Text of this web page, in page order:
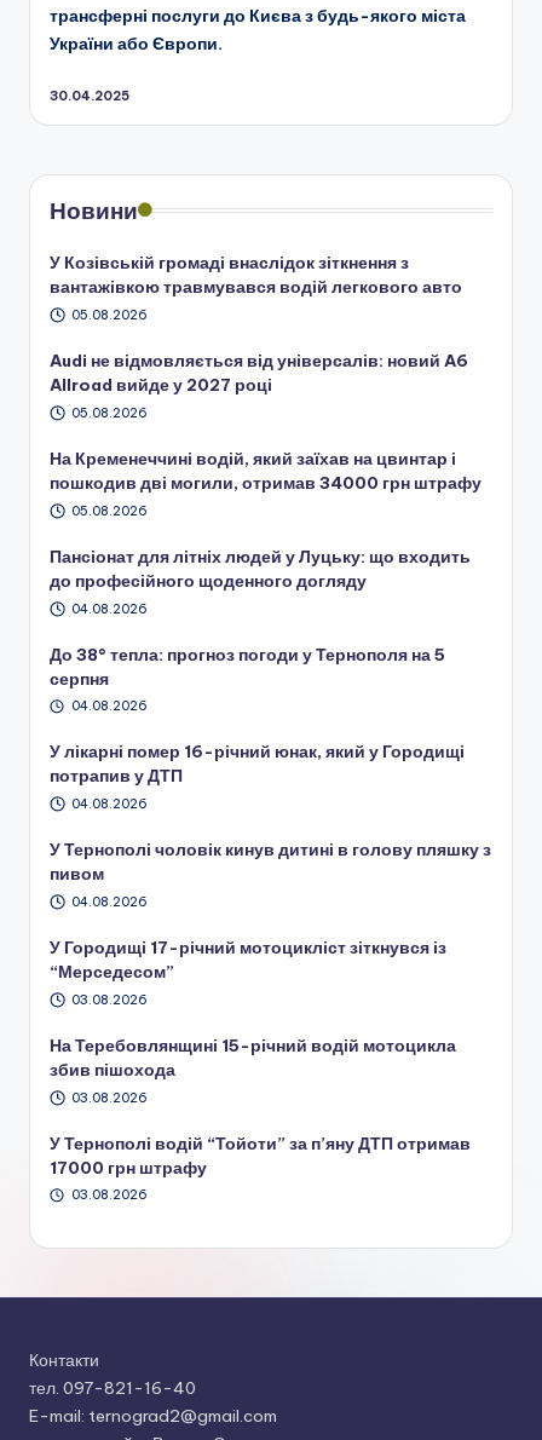
трансферні послуги до Києва з будь-якого міста
України або Європи.
30.04.2025
Новини
У Козівській громаді внаслідок зіткнення з
вантажівкою травмувався водій легкового авто
05.08.2026
Audi не відмовляється від універсалів: новий A6
Allroad вийде у 2027 році
05.08.2026
На Кременеччині водій, який заїхав на цвинтар і
пошкодив дві могили, отримав 34000 грн штрафу
05.08.2026
Пансіонат для літніх людей у Луцьку: що входить
до професійного щоденного догляду
04.08.2026
До 38° тепла: прогноз погоди у Тернополя на 5
серпня
04.08.2026
У лікарні помер 16-річний юнак, який у Городищі
потрапив у ДТП
04.08.2026
У Тернополі чоловік кинув дитині в голову пляшку з
пивом
04.08.2026
У Городищі 17-річний мотоцикліст зіткнувся із
“Мерседесом”
03.08.2026
На Теребовлянщині 15-річний водій мотоцикла
збив пішохода
03.08.2026
У Тернополі водій “Тойоти” за п’яну ДТП отримав
17000 грн штрафу
03.08.2026
Контакти
тел. 097-821-16-40
E-mail: ternograd2@gmail.com